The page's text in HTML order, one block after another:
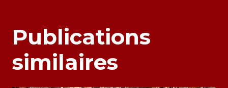
Publications
similaires